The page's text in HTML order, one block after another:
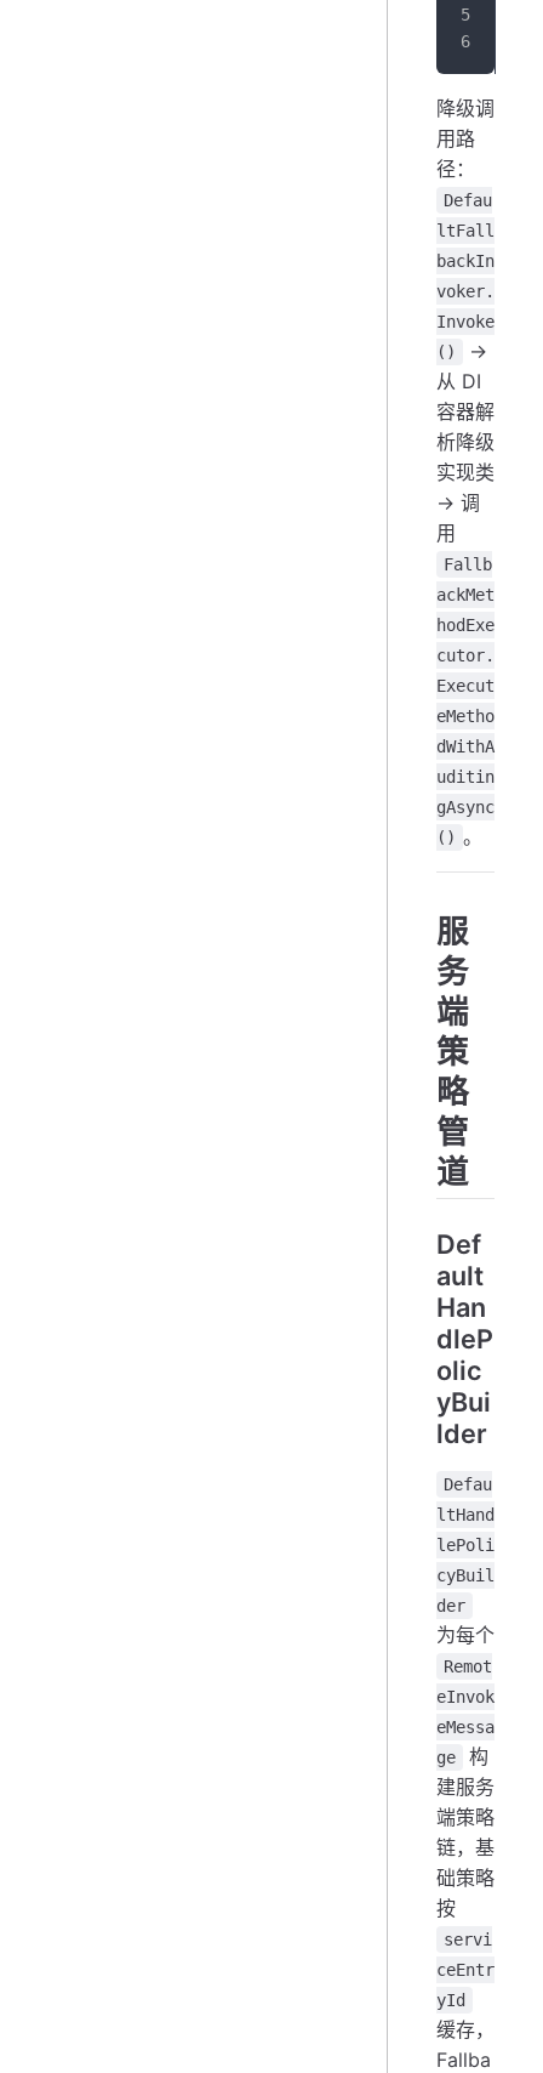
降级调
用路
径：
Defau
ltFall
backIn
voker.
Invoke
()
→
从 DI
容器解
析降级
实现类
→ 调
用
Fallb
ackMet
hodExe
cutor.
Execut
eMetho
dWithA
uditin
gAsync
() 。
服
务
端
策
略
管
道
Def
ault
Han
dleP
olic
yBui
lder
Defau
ltHand
lePoli
cyBuil
der
为每个
Remot
eInvok
eMessa
ge
构
建服务
端策略
链，基
础策略
按
servi
ceEntr
yId
缓存，
Fallba